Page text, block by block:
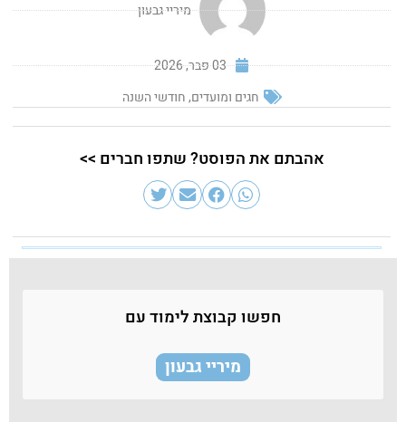
חפשו קבוצת לימוד עם
מיריי גבעון
מיריי גבעון
03 פבר, 2026
חגים ומועדים,חודשי השנה
אהבתם את הפוסט? שתפו חברים >>